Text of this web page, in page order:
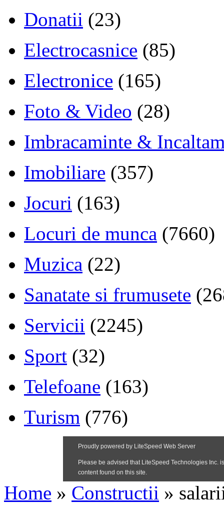
Donatii (23)
Electrocasnice (85)
Electronice (165)
Foto & Video (28)
Imbracaminte &
Imobiliare (357)
Jocuri (163)
Locuri de munca (7660)
Muzica (22)
Sanatate si frumusete
Servicii (2245)
Sport (32)
Telefoane (163)
Turism (776)
Home » Constructii »